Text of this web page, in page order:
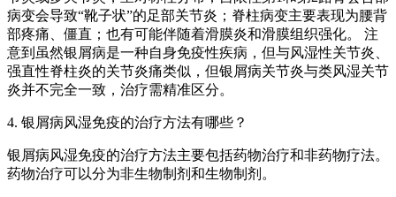
病变会导致“靴子状”的足部关节炎；脊柱病变主要表现为腰背
部疼痛、僵直；也有可能伴随着滑膜炎和滑膜组织强化。 注
意到虽然银屑病是一种自身免疫性疾病，但与风湿性关节炎、
强直性脊柱炎的关节炎痛类似，但银屑病关节炎与类风湿关节
炎并不完全一致，治疗需精准区分。
4. 银屑病风湿免疫的治疗方法有哪些？
银屑病风湿免疫的治疗方法主要包括药物治疗和非药物疗法。
药物治疗可以分为非生物制剂和生物制剂。